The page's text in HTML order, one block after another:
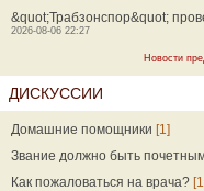
&quot;Трабзонспор&quot;
2026-08-06 22:27
Новости
ДИСКУССИИ
Домашние помощники [1]
Звание должно быть
Как пожаловаться на врача?